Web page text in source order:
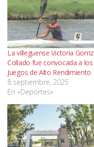
La villeguense Victoria Gorriz
Collado fue convocada a los
Juegos de Alto Rendimiento
8 septiembre, 2025
En «Deportes»